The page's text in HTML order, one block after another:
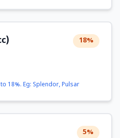
18%
18%. Eg: Splendor, Pulsar
5%